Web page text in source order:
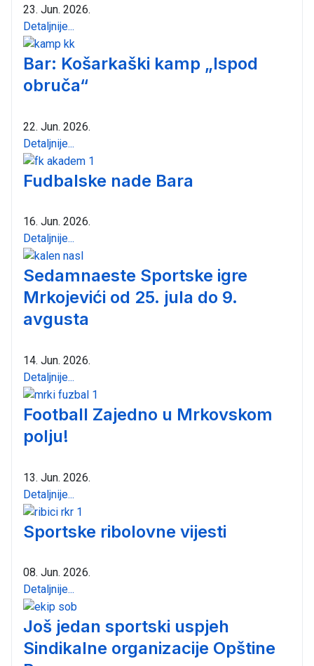
23. Jun. 2026.
Detaljnije...
Bar: Košarkaški kamp „Ispod
obruča“
22. Jun. 2026.
Detaljnije...
Fudbalske nade Bara
16. Jun. 2026.
Detaljnije...
Sedamnaeste Sportske igre
Mrkojevići od 25. jula do 9.
avgusta
14. Jun. 2026.
Detaljnije...
Football Zajedno u Mrkovskom
polju!
13. Jun. 2026.
Detaljnije...
Sportske ribolovne vijesti
08. Jun. 2026.
Detaljnije...
Još jedan sportski uspjeh
Sindikalne organizacije Opštine